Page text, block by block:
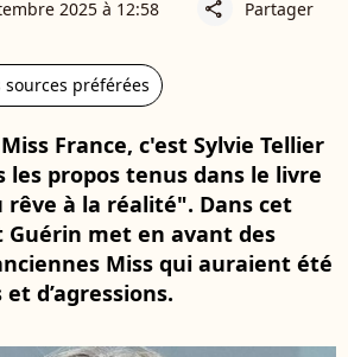
2025 à 12:58 share Partager
sources préférées
France, c'est Sylvie Tellier
les propos tenus dans le livre
rêve à la réalité". Dans cet
Guérin met en avant des
Miss qui auraient été
d’agressions.